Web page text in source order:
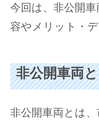
今回は、非公開
容やメリット・
非公開車両
非公開車両とは